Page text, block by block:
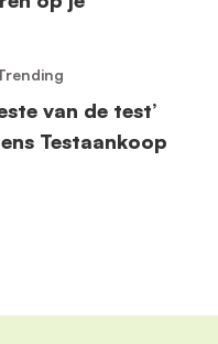
van de test’
Testaankoop